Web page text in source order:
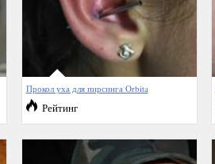
Прокол уха для пирсинга Orbita
Рейтинг